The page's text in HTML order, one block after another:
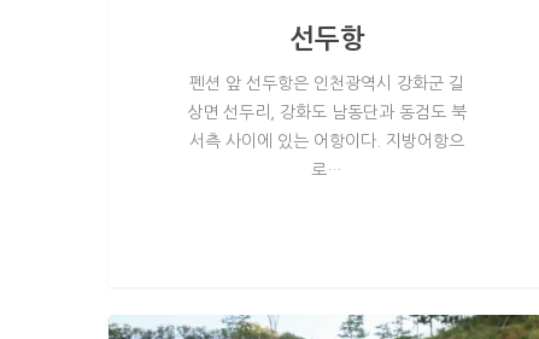
선두항
펜션 앞 선두항은 인천광역시 강화군 길
상면 선두리, 강화도 남동단과 동검도 북
서측 사이에 있는 어항이다. 지방어항으
로…